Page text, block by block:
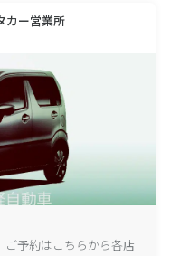
カー営業所
予約はこちらから各店